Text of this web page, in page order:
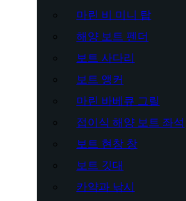
마린 비 미니 탑
해양 보트 펜더
보트 사다리
보트 앵커
마린 바베큐 그릴
접이식 해양 보트 좌석
보트 현창 창
보트 깃대
카약과 낚시